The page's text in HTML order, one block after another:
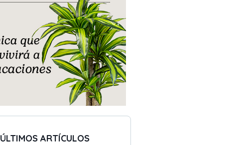
ÚLTIMOS ARTÍCULOS